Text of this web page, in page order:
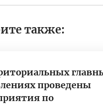
также:
проведены
по